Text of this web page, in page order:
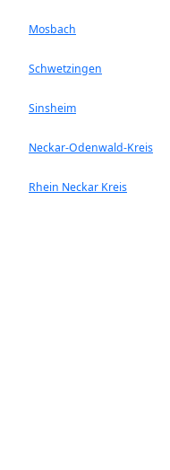
Mosbach
Schwetzingen
Sinsheim
Neckar-Odenwald-Kreis
Rhein Neckar Kreis